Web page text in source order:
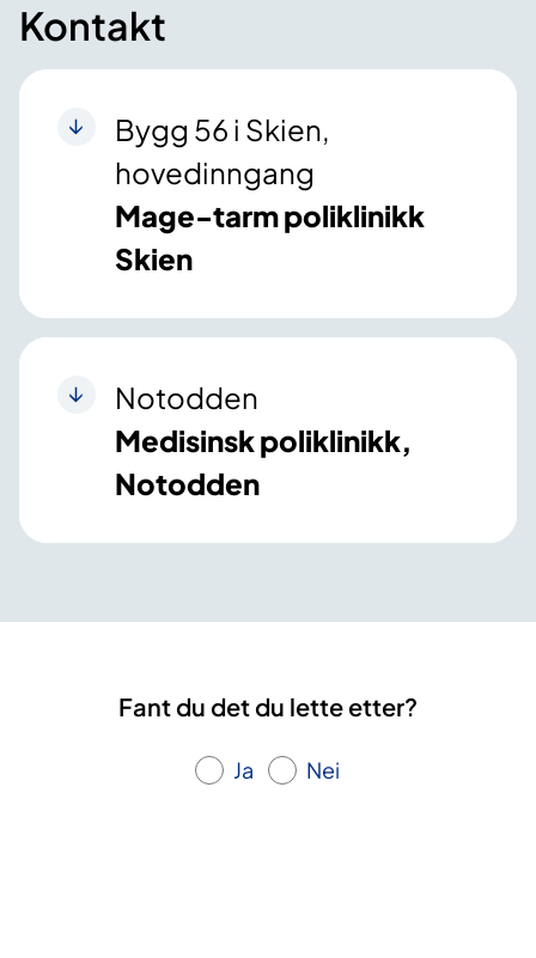
Kontakt
Bygg 56 i Skien,
hovedinngang
Mage-tarm poliklinikk
Skien
Notodden
Medisinsk poliklinikk,
Notodden
Fant du det du lette etter?
Ja Nei